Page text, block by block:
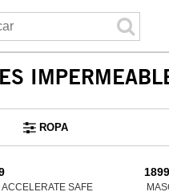
ROPA
SAFE